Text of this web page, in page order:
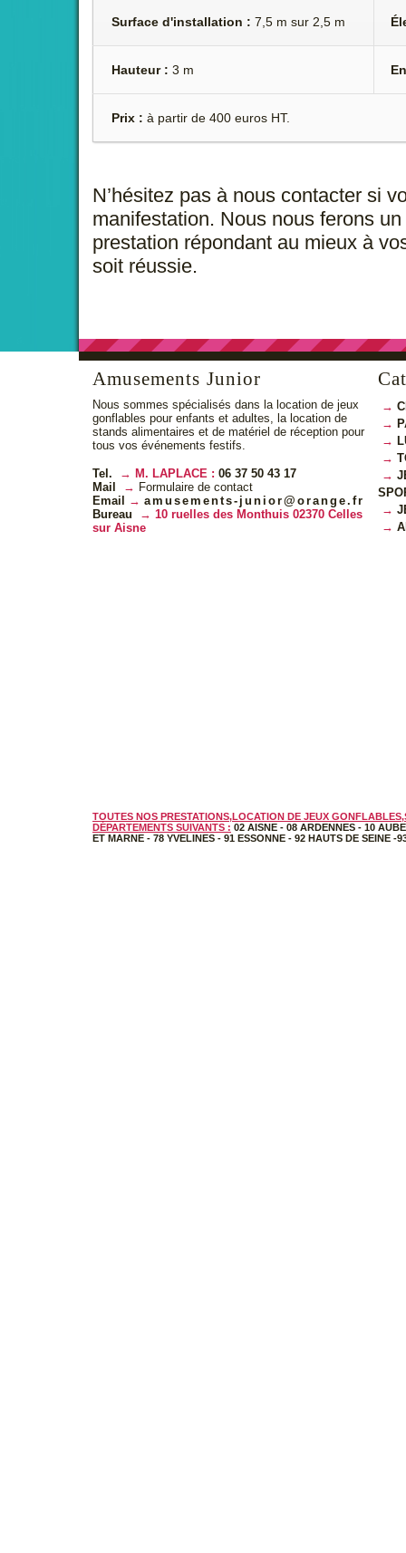
Surface d'installation : 7,5 m sur 2,5 m
Hauteur : 3 m
Prix : à partir de 400 euros HT.
N’hésitez pas à nous contacter si
manifestation. Nous nous ferons
prestation répondant au mieux à
soit réussie.
Amusements Junior
Nous sommes spécialisés dans la location de jeux
gonflables pour enfants et adultes, la location de
stands alimentaires et de matériel de réception pour
tous vos événements festifs.
Tel. M. LAPLACE : 06 37 50 43 17
Mail
Formulaire de contact
Email
amusements-junior@orange.fr
Bureau
10 ruelles des Monthuis 02370 Celles
sur Aisne
TOUTES NOS PRESTATIONS,LOCATION DE JEUX
DÉPARTEMENTS SUIVANTS : 02 AISNE - 08 ARDENNES - 10 AUBE
ET MARNE - 78 YVELINES - 91 ESSONNE - 92 HAUTS DE SEINE -